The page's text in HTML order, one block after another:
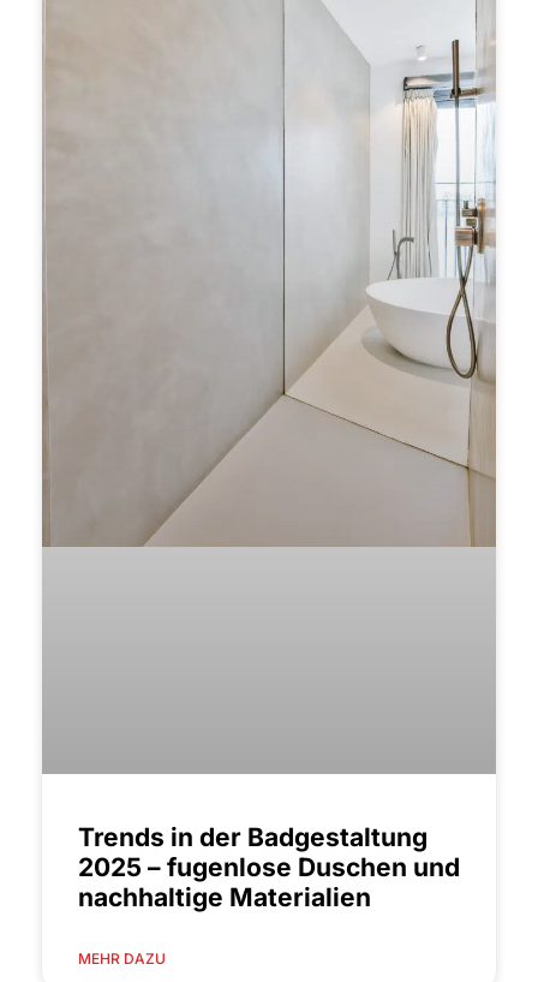
Trends in der Badgestaltung
2025 – fugenlose Duschen und
nachhaltige Materialien
MEHR DAZU